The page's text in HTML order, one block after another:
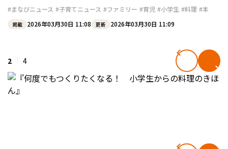
#まなびニュース #子育てニュース #ファミリー #育児 #小学生 #料理 #本
掲載 2026年03月30日 11:08 更新 2026年03月30日 11:09
2 4